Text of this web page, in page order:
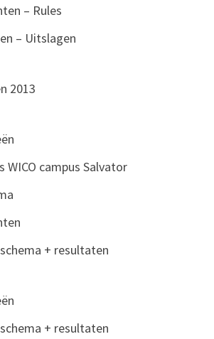
– Rules
– Uitslagen
2013
WICO campus Salvator
+ resultaten
+ resultaten